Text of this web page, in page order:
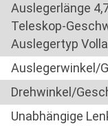
Auslegerlänge
Teleskop-
Auslegertyp
Auslegerwinkel/
Drehwinkel/
Unabhängige